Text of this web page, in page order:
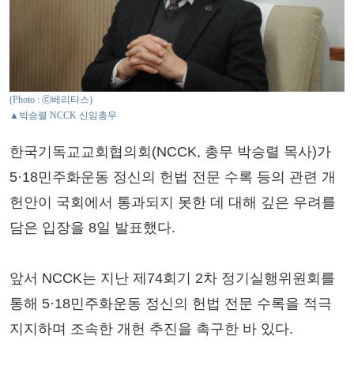
(Photo : ⓒ베리타스)
▲박승렬 NCCK 신임총무
한국기독교교회협의회(NCCK, 총무 박승렬 목사)가
5·18민주화운동 정신의 헌법 전문 수록 등의 관련 개
헌안이 국회에서 통과되지 못한 데 대해 깊은 우려를
담은 입장을 8일 발표했다.
앞서 NCCK는 지난 제74회기 2차 정기실행위원회를
통해 5·18민주화운동 정신의 헌법 전문 수록을 적극
지지하며 조속한 개헌 추진을 촉구한 바 있다.